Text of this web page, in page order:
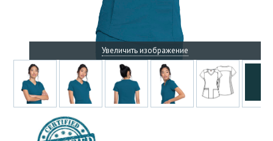
Увеличить изображение